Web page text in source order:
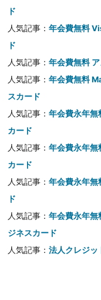
ド
人気記事：年会費無料
ド
人気記事：年会費無料
人気記事：年会費無料
スカード
人気記事：年会費永年無
カード
人気記事：年会費永年無
カード
人気記事：年会費永年無
ド
人気記事：年会費永年
ジネスカード
人気記事：法人クレジッ